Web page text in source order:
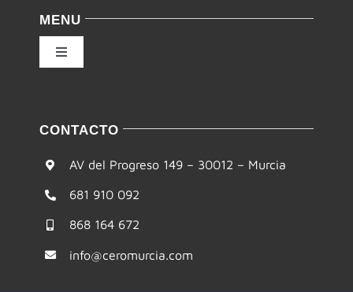
Condiciones de uso
Accesibilidad
Mapa del sitio
MENU
Toggle
Navigation
Te ayudamos
Formación
CONTACTO
AV del Progreso 149 – 30012 – Murcia
681 910 092
868 164 672
info@ceromurcia.com